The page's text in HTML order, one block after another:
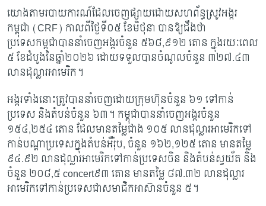
យោងតាមរបាយការណ៍ដែលចេញផ្សាយដោយសហព័ន្ធស្រូវអង្ករ
កម្ពុជា (CRF) កាលពីថ្ងៃទី០៥ ខែមិថុនា បានឱ្យដឹងថា
ប្រទេសកម្ពុជាបាននាំចេញអង្ករចំនួន ៥៦៨,៩១២ តោន ក្នុងរយៈពេល
៥ ខែដំបូងនៃឆ្នាំ២០២៦ ដោយទទួលបានចំណូលចំនួន ៣២៧.៤៣
លានដុល្លារអាមេរិក។
អង្ករទាំងនោះត្រូវបាននាំចេញដោយក្រុមហ៊ុនចំនួន ៦១ ទៅកាន់
ប្រទេស និងតំបន់ចំនួន ៦៣។ កម្ពុជាបាននាំចេញអង្ករចំនួន
១៥៤,២៥៤ តោន ដែលមានតម្លៃជាង ១០៥ លានដុល្លារអាមេរិកទៅ
កាន់បណ្តាប្រទេសក្នុងតំបន់អឺរ៉ុប, ចំនួន ១៦២,១២៥ តោន មានតម្លៃ
៩៤.៩២ លានដុល្លារអាមេរិកទៅកាន់ប្រទេសចិន និងតំបន់ស្វយ័ត និង
ចំនួន ២០៨,៥ concert៩៣ តោន មានតម្លៃ ៨៧.៣២ លានដុល្លារ
អាមេរិកទៅកាន់ប្រទេសជាសមាជិកអាស៊ានចំនួន ៥។